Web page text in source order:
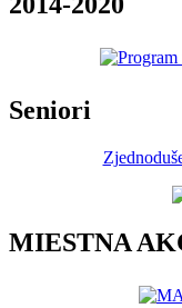
Seniori
MIESTNA